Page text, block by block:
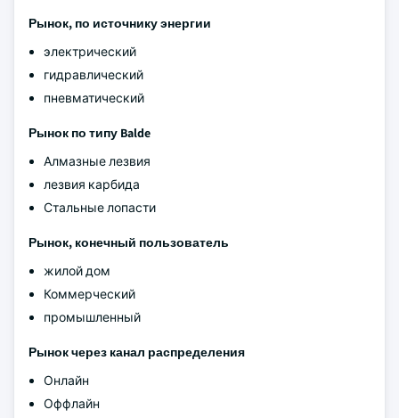
Рынок, по источнику энергии
электрический
гидравлический
пневматический
Рынок по типу Balde
Алмазные лезвия
лезвия карбида
Стальные лопасти
Рынок, конечный пользователь
жилой дом
Коммерческий
промышленный
Рынок через канал распределения
Онлайн
Оффлайн